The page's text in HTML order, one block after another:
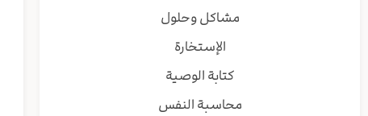
مشاكل وحلول
الإستخارة
كتابة الوصية
محاسبة النفس